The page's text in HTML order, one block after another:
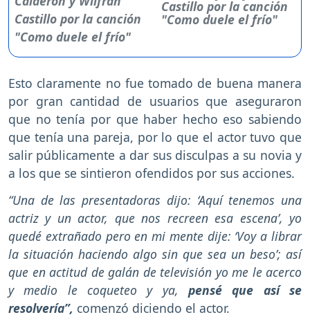
Castillo por la canción
"Como duele el frío"
Esto claramente no fue tomado de buena manera
por gran cantidad de usuarios que aseguraron
que no tenía por que haber hecho eso sabiendo
que tenía una pareja, por lo que el actor tuvo que
salir públicamente a dar sus disculpas a su novia y
a los que se sintieron ofendidos por sus acciones.
“Una de las presentadoras dijo: ‘Aquí tenemos una
actriz y un actor, que nos recreen esa escena’, yo
quedé extrañado pero en mi mente dije: ‘Voy a librar
la situación haciendo algo sin que sea un beso’; así
que en actitud de galán de televisión yo me le acerco
y medio le coqueteo y ya, pensé que así se
resolvería”, comenzó diciendo el actor.